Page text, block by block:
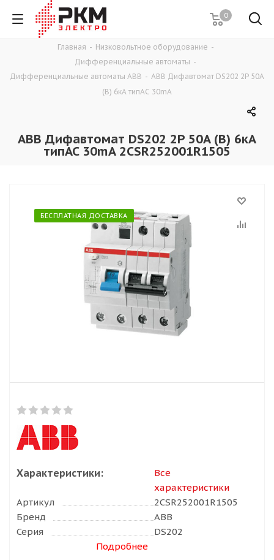
0
Главная - Низковольтное оборудование -
Дифференциальные автоматы -
Дифференциальные автоматы ABB - ABB Дифавтомат DS202 2P 50A
(B) 6кА типAC 30mA
ABB Дифавтомат DS202 2P 50A (B) 6кА
типAC 30mA 2CSR252001R1505
БЕСПЛАТНАЯ ДОСТАВКА
Характеристики:
Все
характеристики
Артикул
2CSR252001R1505
Бренд
ABB
Серия
DS202
Подробнее